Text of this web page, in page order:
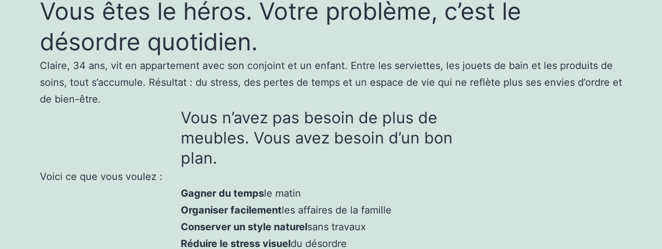
Vous êtes le héros. Votre problème, c’est le
désordre quotidien.
Claire, 34 ans, vit en appartement avec son conjoint et un enfant. Entre les serviettes, les jouets de bain et les produits de
soins, tout s’accumule. Résultat : du stress, des pertes de temps et un espace de vie qui ne reflète plus ses envies d’ordre et
de bien-être.
Vous n’avez pas besoin de plus de
meubles. Vous avez besoin d’un bon
plan.
Voici ce que vous voulez :
Gagner du tempsle matin
Organiser facilementles affaires de la famille
Conserver un style naturelsans travaux
Réduire le stress visueldu désordre